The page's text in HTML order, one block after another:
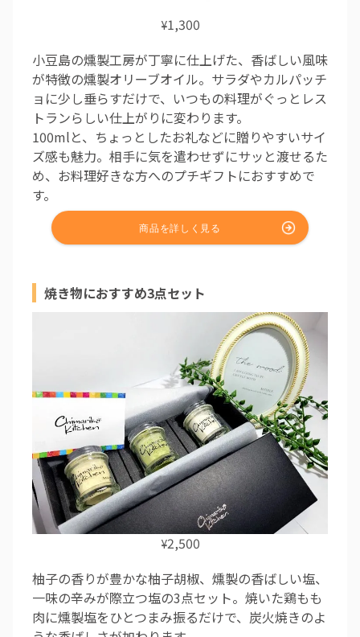
¥1,300
小豆島の燻製工房が丁寧に仕上げた、香ばしい風味
が特徴の燻製オリーブオイル。サラダやカルパッチ
ョに少し垂らすだけで、いつもの料理がぐっとレス
トランらしい仕上がりに変わります。
100mlと、ちょっとしたお礼などに贈りやすいサイ
ズ感も魅力。相手に気を遣わせずにサッと渡せるた
め、お料理好きな方へのプチギフトにおすすめで
す。
焼き物におすすめ3点セット
¥2,500
柚子の香りが豊かな柚子胡椒、燻製の香ばしい塩、
一味の辛みが際立つ塩の3点セット。焼いた鶏もも
肉に燻製塩をひとつまみ振るだけで、炭火焼きのよ